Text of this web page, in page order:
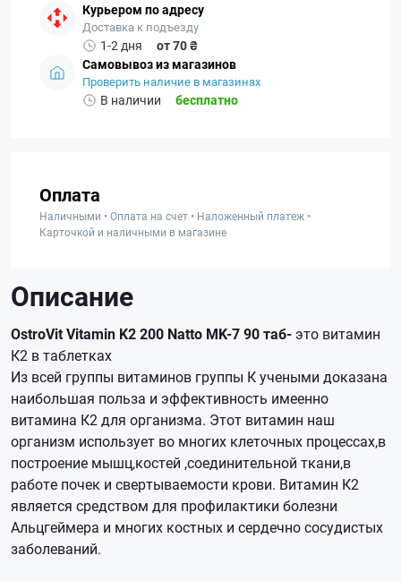
Курьером по адресу
Доставка к подъезду
1-2 дня
от 70 ₴
Самовывоз из магазинов
Проверить наличие в магазинах
В наличии бесплатно
Оплата
Наличными • Оплата на счет • Наложенный платеж •
Карточкой и наличными в магазине
Описание
OstroVit Vitamin K2 200 Natto MK-7 90 таб-это витамин
К2 в таблетках
Из всей группы витаминов группы К учеными доказана
наибольшая польза и эффективность имеенно
витамина К2 для организма. Этот витамин наш
организм использует во многих клеточных процессах,в
построение мышц,костей ,соединительной ткани,в
работе почек и свертываемости крови. Витамин К2
является средством для профилактики болезни
Альцгеймера и многих костных и сердечно сосудистых
заболеваний.